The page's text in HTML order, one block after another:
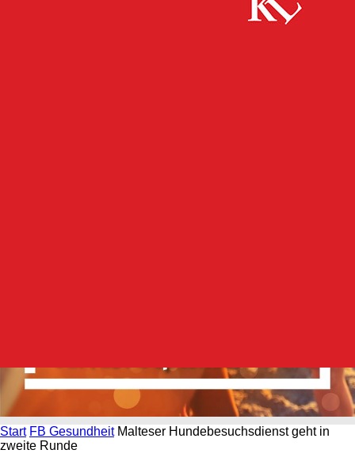
Start FB Gesundheit Malteser Hundebesuchsdienst geht in
zweite Runde